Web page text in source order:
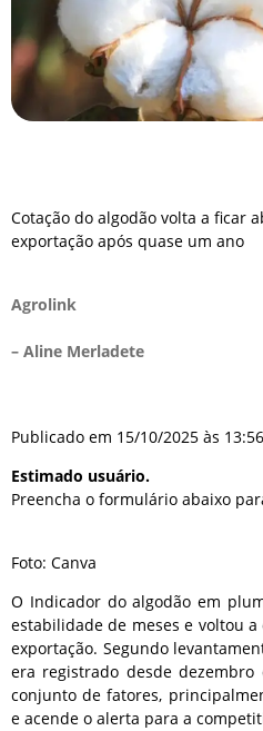
Cotação do algodão volta a ficar
exportação após quase um ano
Agrolink
– Aline Merladete
Publicado em 15/10/2025 às
Estimado usuário.
Preencha o formulário abaixo
Foto: Canva
O Indicador do algodão em
estabilidade de meses e voltou
exportação. Segundo
era registrado desde
conjunto de fatores,
e acende o alerta para a